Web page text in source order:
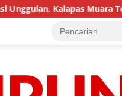
Kalapas Muara Tebo